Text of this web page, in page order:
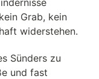
Grab, kein
widerstehen.
Sünders zu
und fast